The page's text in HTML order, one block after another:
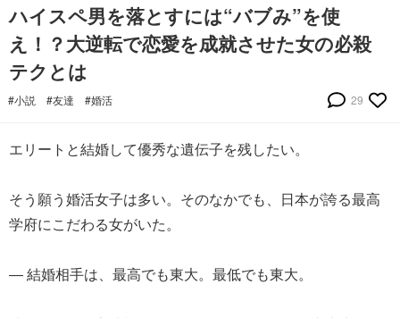
ハイスペ男を落とすには“バブみ”を使
え！？大逆転で恋愛を成就させた女の必殺
テクとは
#小説 #友達 #婚活 29
エリートと結婚して優秀な遺伝子を残したい。
そう願う婚活女子は多い。そのなかでも、日本が誇る最高
学府にこだわる女がいた。
― 結婚相手は、最高でも東大。最低でも東大。